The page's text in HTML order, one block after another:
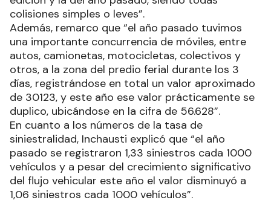
colisiones simples o leves”.
Además, remarco que “el año pasado tuvimos
una importante concurrencia de móviles, entre
autos, camionetas, motocicletas, colectivos y
otros, a la zona del predio ferial durante los 3
días, registrándose en total un valor aproximado
de 30123, y este año ese valor prácticamente se
duplico, ubicándose en la cifra de 56.628”.
En cuanto a los números de la tasa de
siniestralidad, Inchausti explicó que “el año
pasado se registraron 1,33 siniestros cada 1000
vehículos y a pesar del crecimiento significativo
del flujo vehicular este año el valor disminuyó a
1,06 siniestros cada 1000 vehículos”.